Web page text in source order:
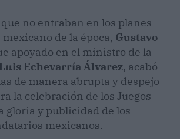
no entraban en los planes
de la época, Gustavo
apoyado en el ministro de la
Luis Echevarría Álvarez, acabó
de manera abrupta y despejo
la celebración de los Juegos
gloria y publicidad de los
mexicanos.